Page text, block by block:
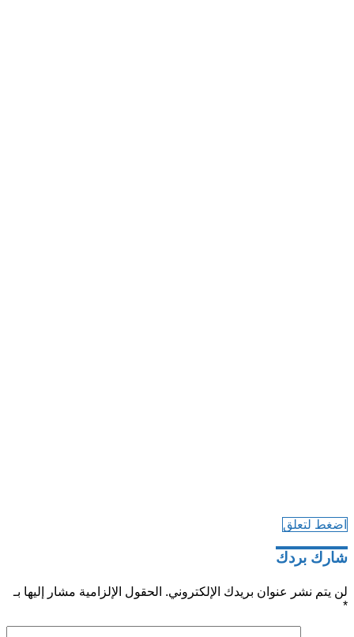
اضغط لتعلق
شارك بردك
لن يتم نشر عنوان بريدك الإلكتروني. الحقول الإلزامية مشار إليها بـ
*